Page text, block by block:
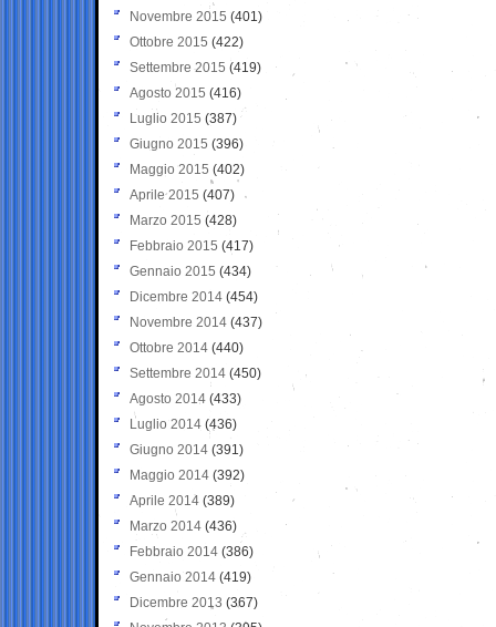
Novembre 2015 (401)
Ottobre 2015 (422)
Settembre 2015 (419)
Agosto 2015 (416)
Luglio 2015 (387)
Giugno 2015 (396)
Maggio 2015 (402)
Aprile 2015 (407)
Marzo 2015 (428)
Febbraio 2015 (417)
Gennaio 2015 (434)
Dicembre 2014 (454)
Novembre 2014 (437)
Ottobre 2014 (440)
Settembre 2014 (450)
Agosto 2014 (433)
Luglio 2014 (436)
Giugno 2014 (391)
Maggio 2014 (392)
Aprile 2014 (389)
Marzo 2014 (436)
Febbraio 2014 (386)
Gennaio 2014 (419)
Dicembre 2013 (367)